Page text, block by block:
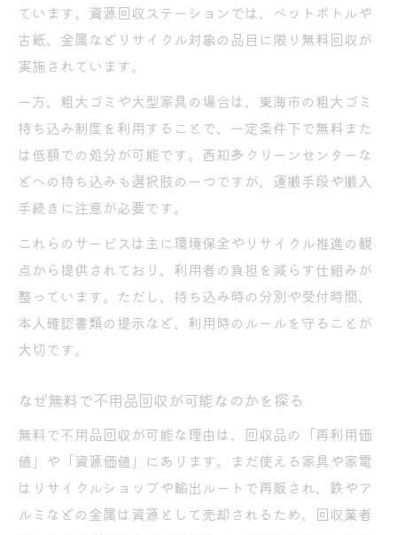
ています。資源回収ステーションでは、ペットボトルや
古紙、金属などリサイクル対象の品目に限り無料回収が
実施されています。
一方、粗大ゴミや大型家具の場合は、東海市の粗大ゴミ
持ち込み制度を利用することで、一定条件下で無料また
は低額での処分が可能です。西知多クリーンセンターな
どへの持ち込みも選択肢の一つですが、運搬手段や搬入
手続きに注意が必要です。
これらのサービスは主に環境保全やリサイクル推進の観
点から提供されており、利用者の負担を減らす仕組みが
整っています。ただし、持ち込み時の分別や受付時間、
本人確認書類の提示など、利用時のルールを守ることが
大切です。
なぜ無料で不用品回収が可能なのかを探る
無料で不用品回収が可能な理由は、回収品の「再利用価
値」や「資源価値」にあります。まだ使える家具や家電
はリサイクルショップや輸出ルートで再販され、鉄やア
ルミなどの金属は資源として売却されるため、回収業者